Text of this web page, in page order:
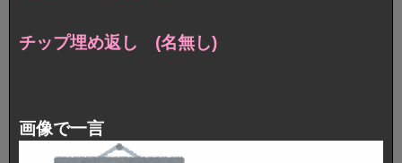
チップ埋め返し (名無し)
画像で一言